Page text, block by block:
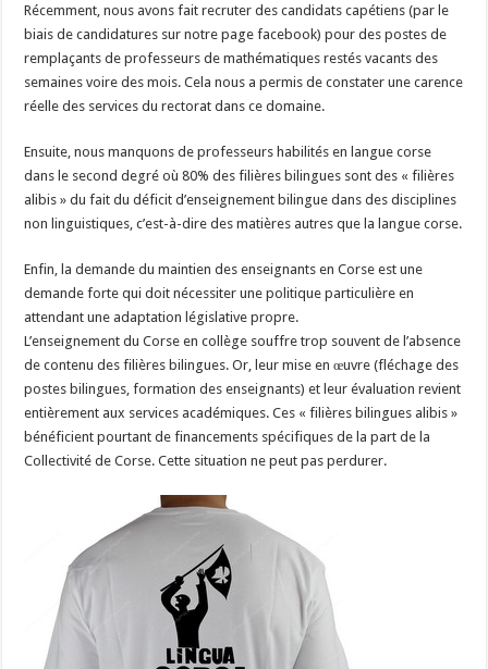
Récemment, nous avons fait recruter des candidats capétiens (par le
biais de candidatures sur notre page facebook) pour des postes de
remplaçants de professeurs de mathématiques restés vacants des
semaines voire des mois. Cela nous a permis de constater une carence
réelle des services du rectorat dans ce domaine.
Ensuite, nous manquons de professeurs habilités en langue corse
dans le second degré où 80% des filières bilingues sont des « filières
alibis » du fait du déficit d’enseignement bilingue dans des disciplines
non linguistiques, c’est-à-dire des matières autres que la langue corse.
Enfin, la demande du maintien des enseignants en Corse est une
demande forte qui doit nécessiter une politique particulière en
attendant une adaptation législative propre.
L’enseignement du Corse en collège souffre trop souvent de l’absence
de contenu des filières bilingues. Or, leur mise en œuvre (fléchage des
postes bilingues, formation des enseignants) et leur évaluation revient
entièrement aux services académiques. Ces « filières bilingues alibis »
bénéficient pourtant de financements spécifiques de la part de la
Collectivité de Corse. Cette situation ne peut pas perdurer.